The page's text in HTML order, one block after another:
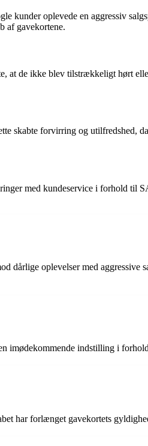
oplevede en aggressiv
af gavekortene.
at de ikke blev tilstrækkeligt hørt
skabte forvirring og utilfredshed,
med kundeservice i forhold til
dårlige oplevelser med aggressive
imødekommende indstilling i
har forlænget gavekortets